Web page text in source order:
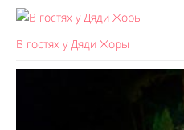
В гостях у Дяди Жоры